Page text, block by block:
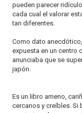
pueden parecer
cada cual el valorar
tan diferentes.
Como dato
expuesta en un centro
anunciaba que se
japón.
Es un libro ameno,
cercanos y creíbles. Si